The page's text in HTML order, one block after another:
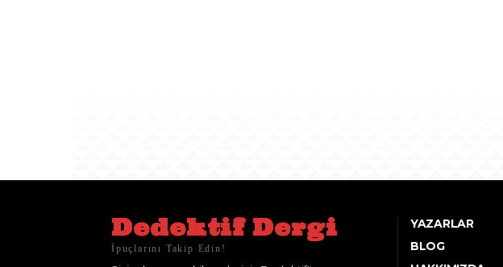
Dedektif Dergi
İpuçlarını Takip Edin!
YAZARLAR
BLOG